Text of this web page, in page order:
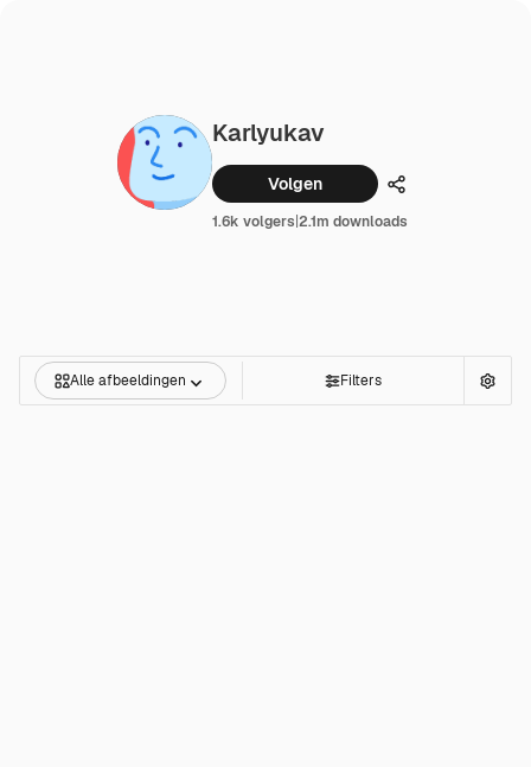
Karlyukav
Volgen Delen
1.6k volgers|2.1m downloads
Alle afbeeldingen Filters